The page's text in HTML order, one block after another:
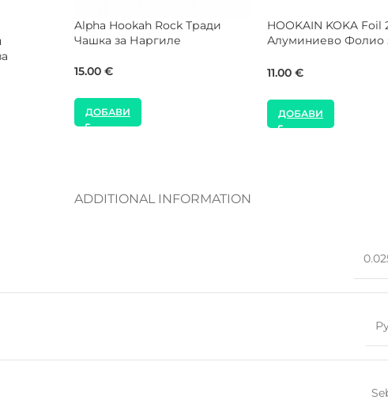
Alpha Hookah Hover Hexagon
Silver Upgrade за Чинийка
17.00 €
ДОБАВИ
NEW
MOZE Shisha Frosted
Наргиле
ДОБАВИ
ADDITIONAL INFORMATION